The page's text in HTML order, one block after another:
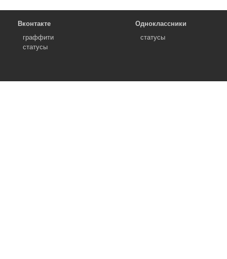
Вконтакте
граффити
статусы
Одноклассники
статусы